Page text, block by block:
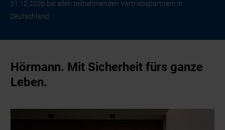
31.12.2026 bei allen teilnehmenden Vertriebspartnern in
Deutschland.
Hörmann. Mit Sicherheit fürs ganze
Leben.